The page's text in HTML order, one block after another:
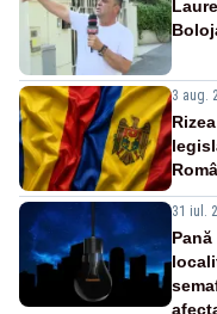
3 aug.
31 iul.